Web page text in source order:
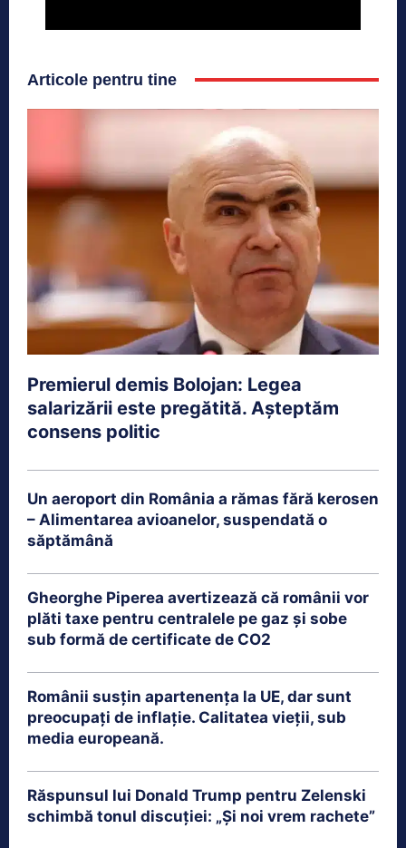
Articole pentru tine
Premierul demis Bolojan: Legea
salarizării este pregătită. Așteptăm
consens politic
Un aeroport din România a rămas fără kerosen
– Alimentarea avioanelor, suspendată o
săptămână
Gheorghe Piperea avertizează că românii vor
plăti taxe pentru centralele pe gaz și sobe
sub formă de certificate de CO2
Românii susțin apartenența la UE, dar sunt
preocupați de inflație. Calitatea vieții, sub
media europeană.
Răspunsul lui Donald Trump pentru Zelenski
schimbă tonul discuției: „Și noi vrem rachete”